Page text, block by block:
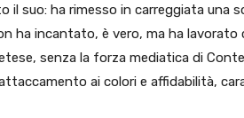
il suo: ha rimesso in carreggiata una
ha incantato, è vero, ma ha
senza la forza mediatica di
ai colori e affidabilità,